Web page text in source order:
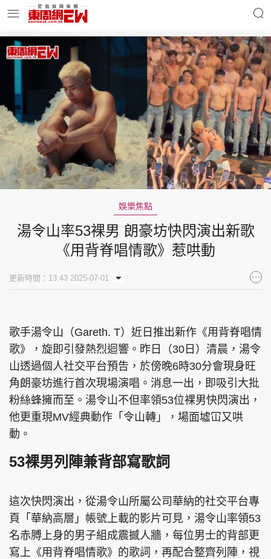
明星名人 時事財經
東周Ladies 優享生活
東周食玩通 會員活動
玄學靈異 東周專欄
東周刊 cazbuyer 東Touch
PCM 電腦廣場 星島頭條 星島日報
親子王 Oh!爸媽 JobMarket
娛樂焦點
湯令山率53裸男 朗豪坊快閃演出新歌
《用背脊唱情歌》惹哄動
更新時間：13:43 2025-07-01
歌手湯令山（Gareth. T）近日推出新作《用背脊唱情
歌》，旋即引發熱烈迴響。昨日（30日）清晨，湯令
山透過個人社交平台預告，於傍晚6時30分會現身旺
角朗豪坊進行首次現場演唱。消息一出，即吸引大批
粉絲蜂擁而至。湯令山不但率領53位裸男快閃演出，
他更重現MV經典動作「令山轉」，場面墟冚又哄
動。
53裸男列陣兼背部寫歌詞
這次快閃演出，從湯令山所屬公司華納的社交平台專
頁「華納高層」帳號上載的影片可見，湯令山率領53
名赤膊上身的男子組成震撼人牆，每位男士的背部更
寫上《用背脊唱情歌》的歌詞，再配合整齊列陣，視